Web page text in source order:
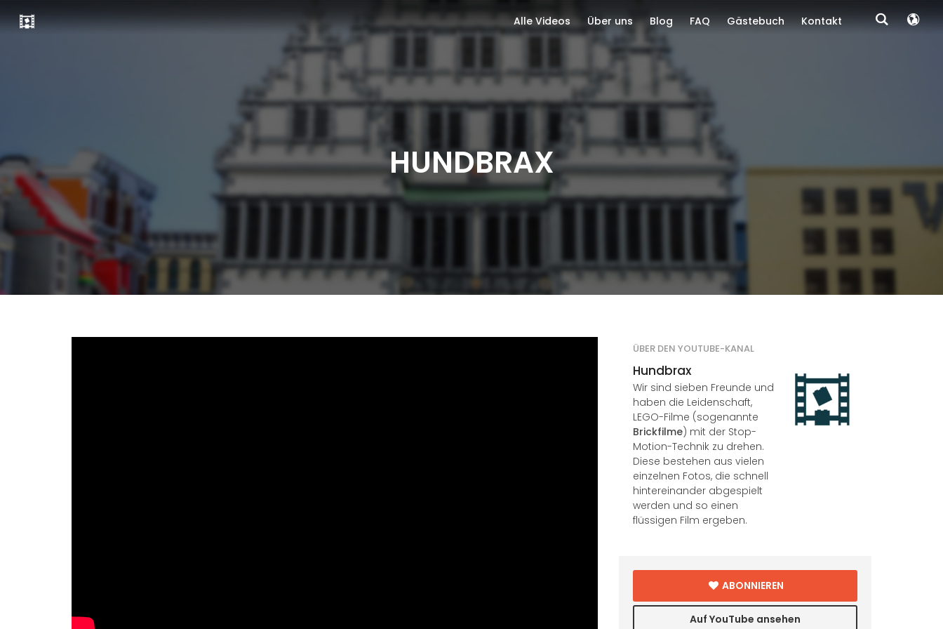
Alle Videos Über uns Blog FAQ Gästebuch Kontakt
HUNDBRAX
ÜBER DEN YOUTUBE-KANAL
Hundbrax
Wir sind sieben Freunde und
haben die Leidenschaft,
LEGO-Filme (sogenannte
Brickfilme) mit der Stop-
Motion-Technik zu drehen.
Diese bestehen aus vielen
einzelnen Fotos, die schnell
hintereinander abgespielt
werden und so einen
flüssigen Film ergeben.
ABONNIEREN
Auf YouTube ansehen